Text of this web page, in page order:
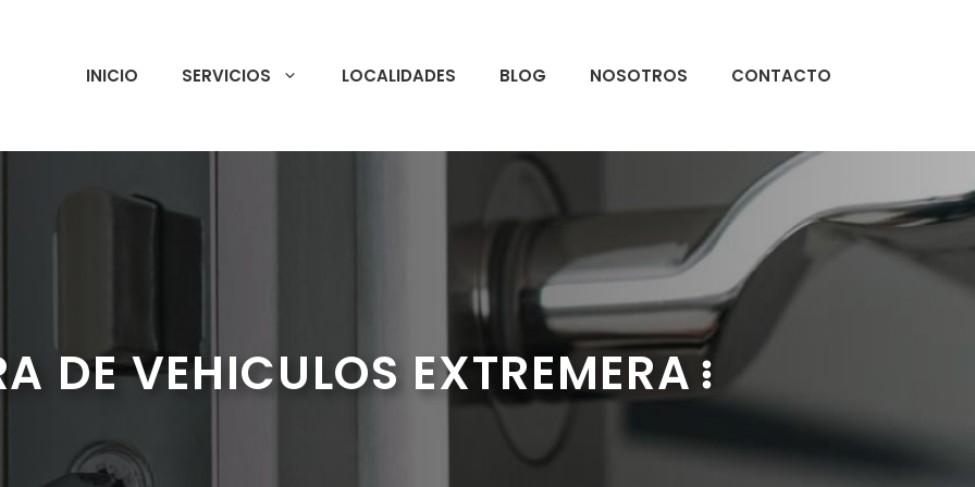
INICIO SERVICIOS LOCALIDADES BLOG NOSOTROS CONTACTO
DE VEHICULOS EXTREMERA